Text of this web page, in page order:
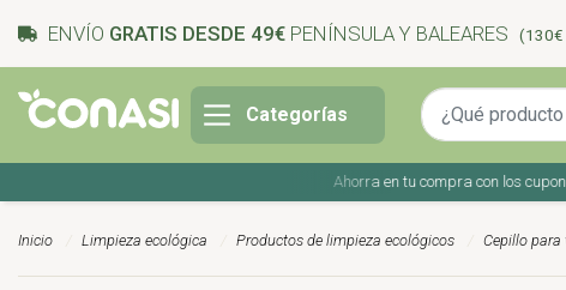
ENVÍO GRATIS DESDE 49€ PENÍNSULA Y BALEARES (130€
Categorías
Ahorra en tu compra con los
Inicio Limpieza ecológica Productos de limpieza ecológicos Cepillo para